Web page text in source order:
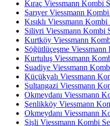
Kıraç Viessmann Kombi
Sarıyer Viessmann
Kısıklı Viessmann Kombi
Silivri Viessmann Kombi
Kurtköy Viessmann
Söğütlüçeşme
Kurtuluş Viessmann
Suadiye Viessmann
Küçükyalı Viessmann
Sultangazi Viessmann
Okmeydanı Viessmann
Şenlikköy Viessmann
Okmeydanı Viessmann
Şişli Viessmann Kombi